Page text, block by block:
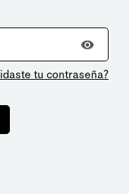
tu contraseña?